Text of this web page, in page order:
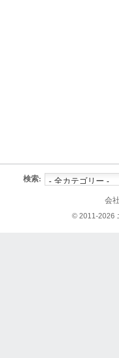
検索:
会
© 2011-2026